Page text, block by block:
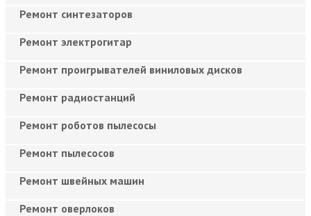
Ремонт синтезаторов
Ремонт электрогитар
Ремонт проигрывателей виниловых дисков
Ремонт радиостанций
Ремонт роботов пылесосы
Ремонт пылесосов
Ремонт швейных машин
Ремонт оверлоков